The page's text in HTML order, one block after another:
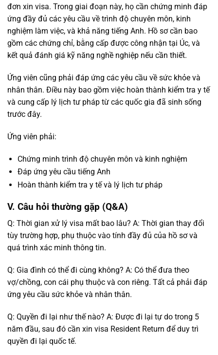
đơn xin visa. Trong giai đoạn này, họ cần chứng minh đáp
ứng đầy đủ các yêu cầu về trình độ chuyên môn, kinh
nghiệm làm việc, và khả năng tiếng Anh. Hồ sơ cần bao
gồm các chứng chỉ, bằng cấp được công nhận tại Úc, và
kết quả đánh giá kỹ năng nghề nghiệp nếu cần thiết.
Ứng viên cũng phải đáp ứng các yêu cầu về sức khỏe và
nhân thân. Điều này bao gồm việc hoàn thành kiểm tra y tế
và cung cấp lý lịch tư pháp từ các quốc gia đã sinh sống
trước đây.
Ứng viên phải:
Chứng minh trình độ chuyên môn và kinh nghiệm
Đáp ứng yêu cầu tiếng Anh
Hoàn thành kiểm tra y tế và lý lịch tư pháp
V. Câu hỏi thường gặp (Q&A)
Q: Thời gian xử lý visa mất bao lâu? A: Thời gian thay đổi
tùy trường hợp, phụ thuộc vào tính đầy đủ của hồ sơ và
quá trình xác minh thông tin.
Q: Gia đình có thể đi cùng không? A: Có thể đưa theo
vợ/chồng, con cái phụ thuộc và con riêng. Tất cả phải đáp
ứng yêu cầu sức khỏe và nhân thân.
Q: Quyền đi lại như thế nào? A: Được đi lại tự do trong 5
năm đầu, sau đó cần xin visa Resident Return để duy trì
quyền đi lại quốc tế.